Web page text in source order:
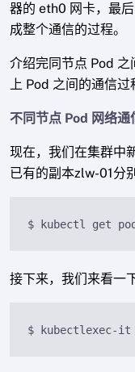
器的 eth0 网卡，最
成整个通信的过程。
介绍完同节点 Pod
上 Pod 之间的通信过
不同节点 Pod 网络通
现在，我们在集群中
已有的副本zlw-01分
$ kubectl get
接下来，我们来看一
$ kubectlexec-